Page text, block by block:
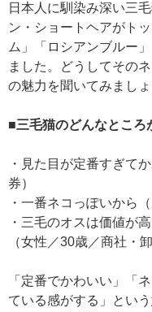
日本人に馴染み深い三
ン・ショートヘアがト
ム」「ロシアンブルー
ました。どうしてその
の魅力を聞いてみましょ
■三毛猫のどんなところ
・見た目が定番すぎて
券）
・一番ネコっぽいから
・三毛のオスは価値が
（女性／30歳／商社・卸
「定番でかわいい」「
ている感がする」とい